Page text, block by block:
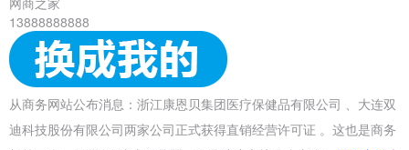
13888888888
从商务网站公布消息：浙江康恩贝集团医疗保健品有限公司 、大连双
迪科技股份有限公司两家公司正式获得直销经营许可证 。这也是商务